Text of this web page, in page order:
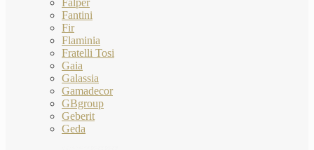
Falper
Fantini
Fir
Flaminia
Fratelli Tosi
Gaia
Galassia
Gamadecor
GBgroup
Geberit
Geda